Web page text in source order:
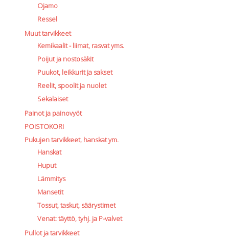
Ojamo
Ressel
Muut tarvikkeet
Kemikaalit - liimat, rasvat yms.
Poijut ja nostosäkit
Puukot, leikkurit ja sakset
Reelit, spoolit ja nuolet
Sekalaiset
Painot ja painovyöt
POISTOKORI
Pukujen tarvikkeet, hanskat ym.
Hanskat
Huput
Lämmitys
Mansetit
Tossut, taskut, säärystimet
Venat: täyttö, tyhj. ja P-valvet
Pullot ja tarvikkeet